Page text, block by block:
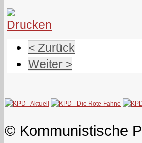
< Zurück
Weiter >
© Kommunistische